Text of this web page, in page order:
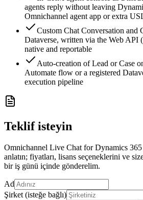
agents reply without leaving
Omnichannel agent app or extra
Custom Chat Conversation and
Dataverse, written via the Web API
native and reportable
Auto-creation of Lead or Case
Automate flow or a registered
execution pipeline
Teklif isteyin
Omnichannel Live Chat for Dynamics 365
anlatın; fiyatları, lisans seçeneklerini ve
bir iş günü içinde gönderelim.
Ad
Şirket (isteğe bağlı)